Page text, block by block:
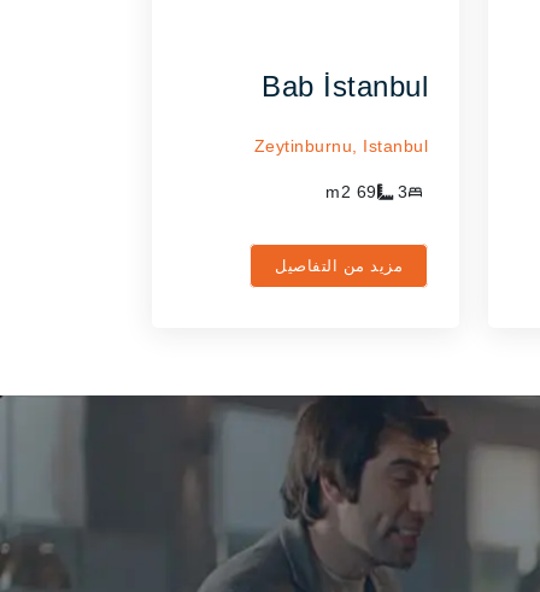
Bab İstanbul
Zeytinburnu, Istanbul
3
69
مزيد من التفاصيل